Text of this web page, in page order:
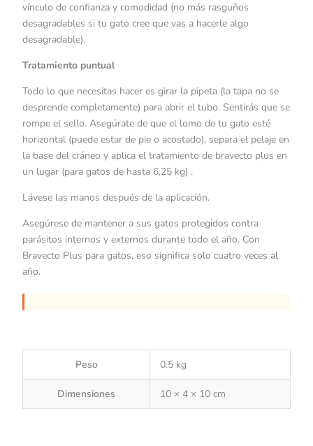
vínculo de confianza y comodidad (no más rasguños
desagradables si tu gato cree que vas a hacerle algo
desagradable).
Tratamiento puntual
Todo lo que necesitas hacer es girar la pipeta (la tapa no se
desprende completamente) para abrir el tubo. Sentirás que se
rompe el sello. Asegúrate de que el lomo de tu gato esté
horizontal (puede estar de pie o acostado), separa el pelaje en
la base del cráneo y aplica el tratamiento de bravecto plus en
un lugar (para gatos de hasta 6,25 kg) .
Lávese las manos después de la aplicación.
Asegúrese de mantener a sus gatos protegidos contra
parásitos internos y externos durante todo el año. Con
Bravecto Plus para gatos, eso significa solo cuatro veces al
año.
Peso 0.5 kg
Dimensiones 10 × 4 × 10 cm